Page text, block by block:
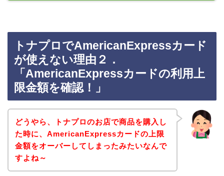
トナプロでAmericanExpressカード
が使えない理由２．
「AmericanExpressカードの利用上
限金額を確認！」
どうやら、トナプロのお店で商品を購入し
た時に、AmericanExpressカードの上限
金額をオーバーしてしまったみたいなんで
すよね～